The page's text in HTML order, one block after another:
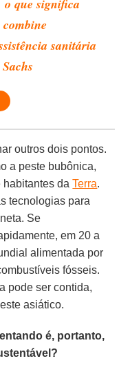
o que significa
sanitária
outros dois pontos.
a peste bubônica,
habitantes daTerra.
tecnologias para
Se
em 20 a
alimentada por
fósseis.
pode ser contida,
asiático.
é, portanto,